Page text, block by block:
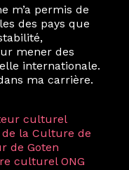
m’a permis de
des pays que
mener des
internationale.
ma carrière.
culturel
la Culture de
de Goten
culturel ONG
à collaborer sur
à Pékin,
Manille,
ma vision de
des artistes à
Ruthe
et la
et m’ont
pendant près